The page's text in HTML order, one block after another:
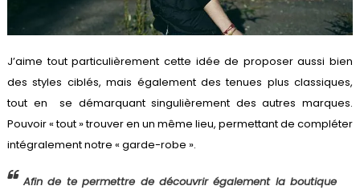
J’aime tout particulièrement cette idée de proposer aussi bien
des styles ciblés, mais également des tenues plus classiques,
tout en se démarquant singulièrement des autres marques.
Pouvoir « tout » trouver en un même lieu, permettant de compléter
intégralement notre « garde-robe ».
Afin de te permettre de découvrir également la boutique